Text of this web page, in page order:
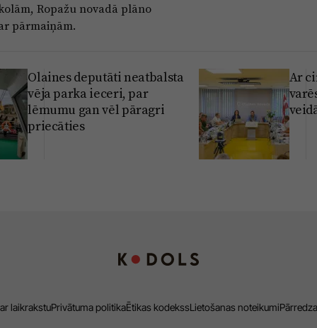
Ropažu novadā plāno
pārmaiņām.
Olaines deputāti neatbalsta
vēja parka ieceri, par
lēmumu gan vēl pāragri
priecāties
Ar
laikrakstuPrivātuma politikaĒtikas kodekssLietošanas noteikumi